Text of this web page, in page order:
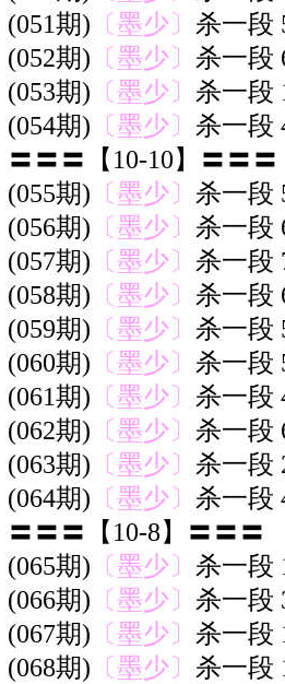
(051期) 〔墨少〕 杀一段
(052期) 〔墨少〕 杀一段
(053期) 〔墨少〕 杀一段
(054期) 〔墨少〕 杀一段
〓〓〓【10-10】〓〓〓
(055期) 〔墨少〕 杀一段
(056期) 〔墨少〕 杀一段
(057期) 〔墨少〕 杀一段
(058期) 〔墨少〕 杀一段
(059期) 〔墨少〕 杀一段
(060期) 〔墨少〕 杀一段
(061期) 〔墨少〕 杀一段
(062期) 〔墨少〕 杀一段
(063期) 〔墨少〕 杀一段
(064期) 〔墨少〕 杀一段
〓〓〓【10-8】〓〓〓
(065期) 〔墨少〕 杀一段
(066期) 〔墨少〕 杀一段
(067期) 〔墨少〕 杀一段
(068期) 〔墨少〕 杀一段